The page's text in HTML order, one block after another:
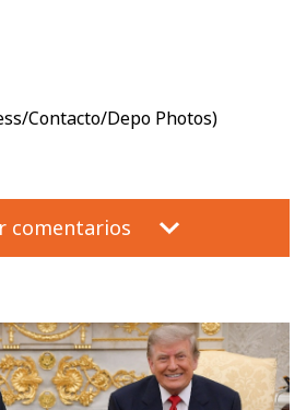
Contacto/Depo Photos)
comentarios